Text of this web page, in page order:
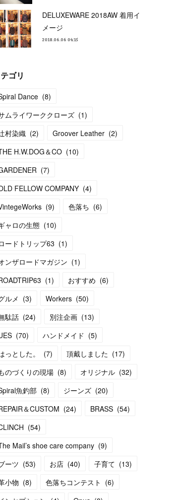
DELUXEWARE 2018AW 着用イ
メージ
2018.06.06 04:15
ゴリ
Dance (8)
ムライワーククローズ (1)
村染織 (2) Groover Leather (2)
H.W.DOG＆CO (10)
(7)
FELLOW COMPANY (4)
(9) 色落ち (6)
ャロの生態 (10)
ードトリップ63 (1)
ンザロードマガジン (1)
(1) おすすめ (6)
ルメ (3) Workers (50)
駄話 (24) 別注企画 (13)
(70) ハンドメイド (5)
っとした。
(7) 頂戴しました (17)
のづくりの現場 (8) オリジナル (32)
魚釣部 (8) ジーンズ (20)
＆CUSTOM (24) BRASS (54)
(54)
Mail’s shoe care company (9)
ーツ (53) お店 (40) 子育て (13)
小物 (8) 色落ちコンテスト (6)